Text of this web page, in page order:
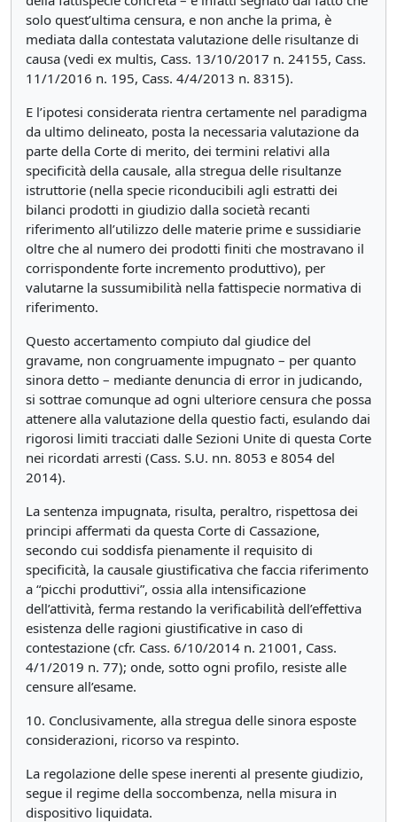
solo quest’ultima censura, e non anche la prima, è
mediata dalla contestata valutazione delle risultanze di
causa (vedi ex multis, Cass. 13/10/2017 n. 24155, Cass.
11/1/2016 n. 195, Cass. 4/4/2013 n. 8315).
E l’ipotesi considerata rientra certamente nel paradigma
da ultimo delineato, posta la necessaria valutazione da
parte della Corte di merito, dei termini relativi alla
specificità della causale, alla stregua delle risultanze
istruttorie (nella specie riconducibili agli estratti dei
bilanci prodotti in giudizio dalla società recanti
riferimento all’utilizzo delle materie prime e sussidiarie
oltre che al numero dei prodotti finiti che mostravano il
corrispondente forte incremento produttivo), per
valutarne la sussumibilità nella fattispecie normativa di
riferimento.
Questo accertamento compiuto dal giudice del
gravame, non congruamente impugnato – per quanto
sinora detto – mediante denuncia di error in judicando,
si sottrae comunque ad ogni ulteriore censura che possa
attenere alla valutazione della questio facti, esulando dai
rigorosi limiti tracciati dalle Sezioni Unite di questa Corte
nei ricordati arresti (Cass. S.U. nn. 8053 e 8054 del
2014).
La sentenza impugnata, risulta, peraltro, rispettosa dei
principi affermati da questa Corte di Cassazione,
secondo cui soddisfa pienamente il requisito di
specificità, la causale giustificativa che faccia riferimento
a “picchi produttivi”, ossia alla intensificazione
dell’attività, ferma restando la verificabilità dell’effettiva
esistenza delle ragioni giustificative in caso di
contestazione (cfr. Cass. 6/10/2014 n. 21001, Cass.
4/1/2019 n. 77); onde, sotto ogni profilo, resiste alle
censure all’esame.
10. Conclusivamente, alla stregua delle sinora esposte
considerazioni, ricorso va respinto.
La regolazione delle spese inerenti al presente giudizio,
segue il regime della soccombenza, nella misura in
dispositivo liquidata.